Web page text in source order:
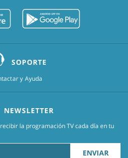
SOPORTE
y Ayuda
NEWSLETTER
la programación TV cada día en tu
ENVIAR